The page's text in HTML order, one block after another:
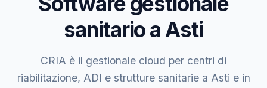
sanitario a Asti
CRIA è il gestionale cloud per centri di
riabilitazione, ADI e strutture sanitarie a Asti e in